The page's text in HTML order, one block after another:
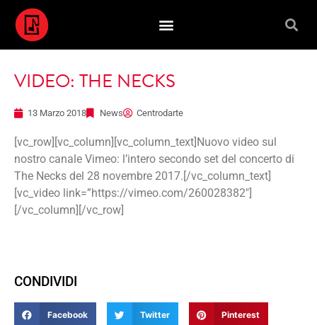
VIDEO: THE NECKS
13 Marzo 2018 News Centrodarte
[vc_row][vc_column][vc_column_text]Nuovo video sul
nostro canale Vimeo: l’intero secondo set del concerto di
The Necks del 28 novembre 2017.[/vc_column_text]
[vc_video link=”https://vimeo.com/260028382″]
[/vc_column][/vc_row]
CONDIVIDI
Facebook Twitter Pinterest